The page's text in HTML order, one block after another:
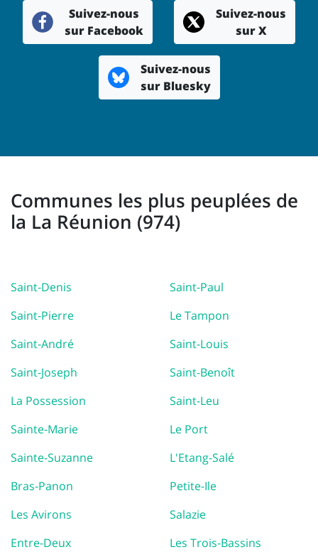
Suivez-nous
sur Facebook
Suivez-nous
sur X
Suivez-nous
sur Bluesky
Communes les plus peuplées de
la La Réunion (974)
Saint-Denis
Saint-Paul
Saint-Pierre
Le Tampon
Saint-André
Saint-Louis
Saint-Joseph
Saint-Benoît
La Possession
Saint-Leu
Sainte-Marie
Le Port
Sainte-Suzanne
L'Etang-Salé
Bras-Panon
Petite-Ile
Les Avirons
Salazie
Entre-Deux
Les Trois-Bassins